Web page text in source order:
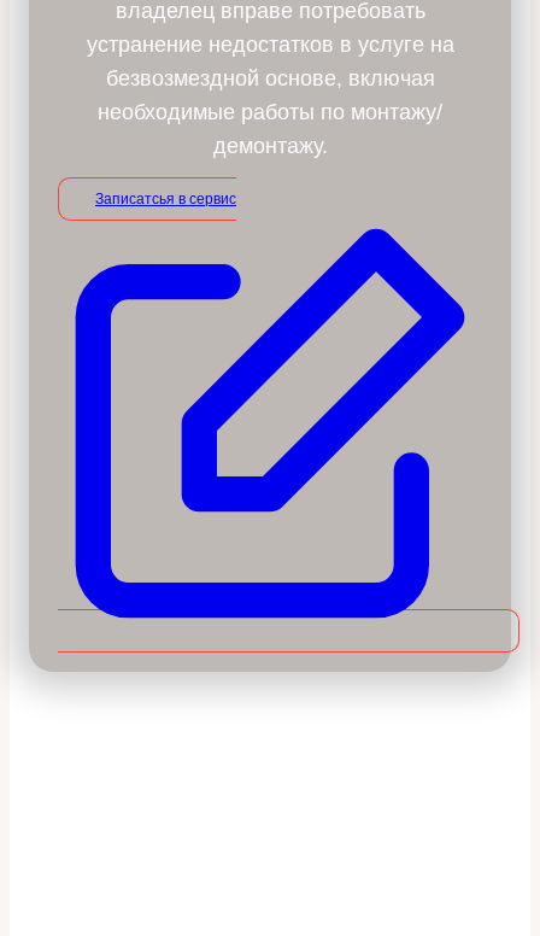
владелец вправе потребовать
устранение недостатков в услуге на
безвозмездной основе, включая
необходимые работы по монтажу/
демонтажу.
Записатсья в сервис